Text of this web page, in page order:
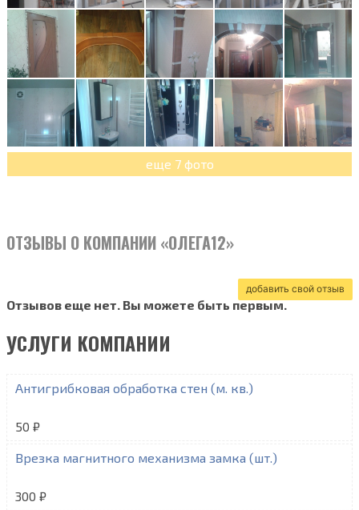
Опыт работы более 10 лет!!!
еще 7 фото
ОТЗЫВЫ О КОМПАНИИ «ОЛЕГА12»
добавить свой отзыв
Отзывов еще нет. Вы можете быть первым.
УСЛУГИ КОМПАНИИ
Антигрибковая обработка стен (м. кв.)
50 ₽
Врезка магнитного механизма замка (шт.)
300 ₽